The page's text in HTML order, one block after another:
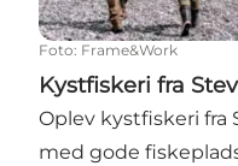
Foto: Frame&Work
Kystfiskeri fra
Oplev kystfiskeri fra
med gode